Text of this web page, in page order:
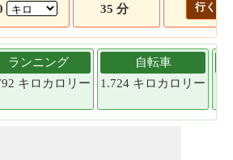
35 分 行く!
ランニング
キロカロリー
自転車
1.724 キロカロリー